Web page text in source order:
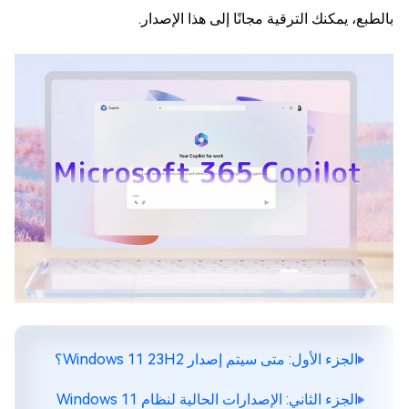
بالطبع، يمكنك الترقية مجانًا إلى هذا الإصدار.
الجزء الأول: متى سيتم إصدار Windows 11 23H2؟
الجزء الثاني: الإصدارات الحالية لنظام Windows 11